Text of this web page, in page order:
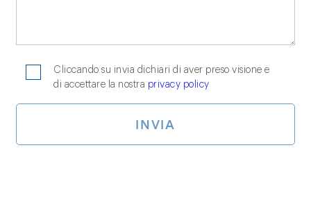
Cliccando su invia dichiari di aver preso visione e
di accettare la nostra privacy policy